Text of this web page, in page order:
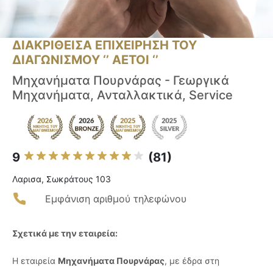
ΔΙΑΚΡΙΘΕΙΣΑ ΕΠΙΧΕΙΡΗΣΗ ΤΟΥ
ΔΙΑΓΩΝΙΣΜΟΥ ‘’ ΑΕΤΟΙ ‘’
Μηχανήματα Πουρνάρας - Γεωργικά
Μηχανήματα, Ανταλλακτικά, Service
9 (81)
Λαρισα, Σωκράτους 103
Εμφάνιση αριθμού τηλεφώνου
Σχετικά με την εταιρεία:
Η εταιρεία Μηχανήματα Πουρνάρας, με έδρα στη